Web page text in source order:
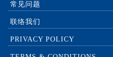
常见问题
联络我们
PRIVACY POLICY